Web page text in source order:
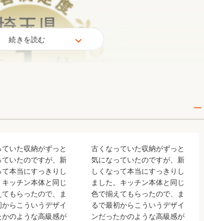
顧客満足度ランキング
続きを読む
いた収納がずっと
ていたのですが、新
て本当にすっきりし
キッチン本体と同じ
もらったので、ま
からこういうデザイ
かのような高級感が
古くなっていた収納がずっと
気になっていたのですが、新
しくなって本当にすっきりし
ました。キッチン本体と同じ
色で揃えてもらったので、ま
るで最初からこういうデザイ
ンだったかのような高級感が